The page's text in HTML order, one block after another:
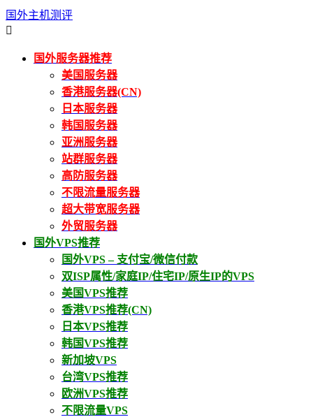
国外主机测评

国外服务器推荐
美国服务器
香港服务器(CN)
日本服务器
韩国服务器
亚洲服务器
站群服务器
高防服务器
不限流量服务器
超大带宽服务器
外贸服务器
国外VPS推荐
国外VPS – 支付宝/微信付款
双ISP属性/家庭IP/住宅IP/原生IP的VPS
美国VPS推荐
香港VPS推荐(CN)
日本VPS推荐
韩国VPS推荐
新加坡VPS
台湾VPS推荐
欧洲VPS推荐
不限流量VPS